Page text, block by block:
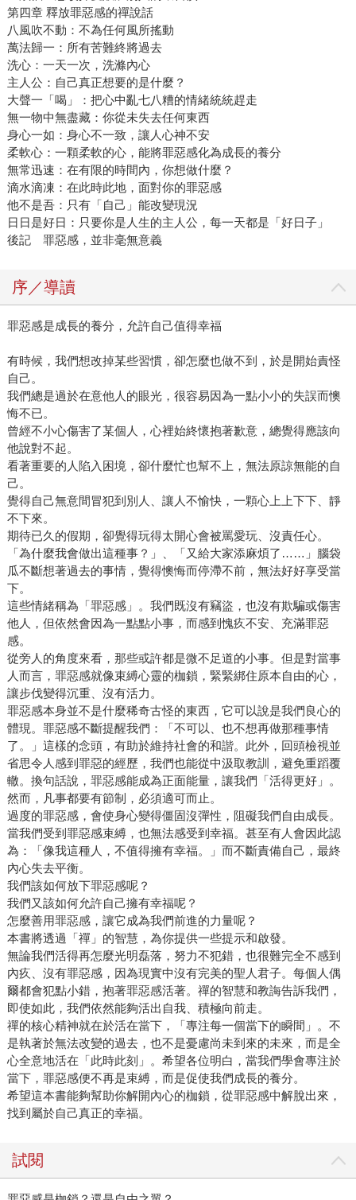
第四章 釋放罪惡感的禪說話
八風吹不動：不為任何風所搖動
萬法歸一：所有苦難終將過去
洗心：一天一次，洗滌內心
主人公：自己真正想要的是什麼？
大聲一「喝」：把心中亂七八糟的情緒統統趕走
無一物中無盡藏：你從未失去任何東西
身心一如：身心不一致，讓人心神不安
柔軟心：一顆柔軟的心，能將罪惡感化為成長的養分
無常迅速：在有限的時間內，你想做什麼？
滴水滴凍：在此時此地，面對你的罪惡感
他不是吾：只有「自己」能改變現況
日日是好日：只要你是人生的主人公，每一天都是「好日子」
後記 罪惡感，並非毫無意義
序／導讀
罪惡感是成長的養分，允許自己值得幸福
有時候，我們想改掉某些習慣，卻怎麼也做不到，於是開始責怪
自己。
我們總是過於在意他人的眼光，很容易因為一點小小的失誤而懊
悔不已。
曾經不小心傷害了某個人，心裡始終懷抱著歉意，總覺得應該向
他說對不起。
看著重要的人陷入困境，卻什麼忙也幫不上，無法原諒無能的自
己。
覺得自己無意間冒犯到別人、讓人不愉快，一顆心上上下下、靜
不下來。
期待已久的假期，卻覺得玩得太開心會被罵愛玩、沒責任心。
「為什麼我會做出這種事？」、「又給大家添麻煩了……」腦袋
瓜不斷想著過去的事情，覺得懊悔而停滯不前，無法好好享受當
下。
這些情緒稱為「罪惡感」。我們既沒有竊盜，也沒有欺騙或傷害
他人，但依然會因為一點點小事，而感到愧疚不安、充滿罪惡
感。
從旁人的角度來看，那些或許都是微不足道的小事。但是對當事
人而言，罪惡感就像束縛心靈的枷鎖，緊緊綁住原本自由的心，
讓步伐變得沉重、沒有活力。
罪惡感本身並不是什麼稀奇古怪的東西，它可以說是我們良心的
體現。罪惡感不斷提醒我們：「不可以、也不想再做那種事情
了。」這樣的念頭，有助於維持社會的和諧。此外，回頭檢視並
省思令人感到罪惡的經歷，我們也能從中汲取教訓，避免重蹈覆
轍。換句話說，罪惡感能成為正面能量，讓我們「活得更好」。
然而，凡事都要有節制，必須適可而止。
過度的罪惡感，會使身心變得僵固沒彈性，阻礙我們自由成長。
當我們受到罪惡感束縛，也無法感受到幸福。甚至有人會因此認
為：「像我這種人，不值得擁有幸福。」而不斷責備自己，最終
內心失去平衡。
我們該如何放下罪惡感呢？
我們又該如何允許自己擁有幸福呢？
怎麼善用罪惡感，讓它成為我們前進的力量呢？
本書將透過「禪」的智慧，為你提供一些提示和啟發。
無論我們活得再怎麼光明磊落，努力不犯錯，也很難完全不感到
內疚、沒有罪惡感，因為現實中沒有完美的聖人君子。每個人偶
爾都會犯點小錯，抱著罪惡感活著。禪的智慧和教誨告訴我們，
即使如此，我們依然能夠活出自我、積極向前走。
禪的核心精神就在於活在當下，「專注每一個當下的瞬間」。不
是執著於無法改變的過去，也不是憂慮尚未到來的未來，而是全
心全意地活在「此時此刻」。希望各位明白，當我們學會專注於
當下，罪惡感便不再是束縛，而是促使我們成長的養分。
希望這本書能夠幫助你解開內心的枷鎖，從罪惡感中解脫出來，
找到屬於自己真正的幸福。
試閱